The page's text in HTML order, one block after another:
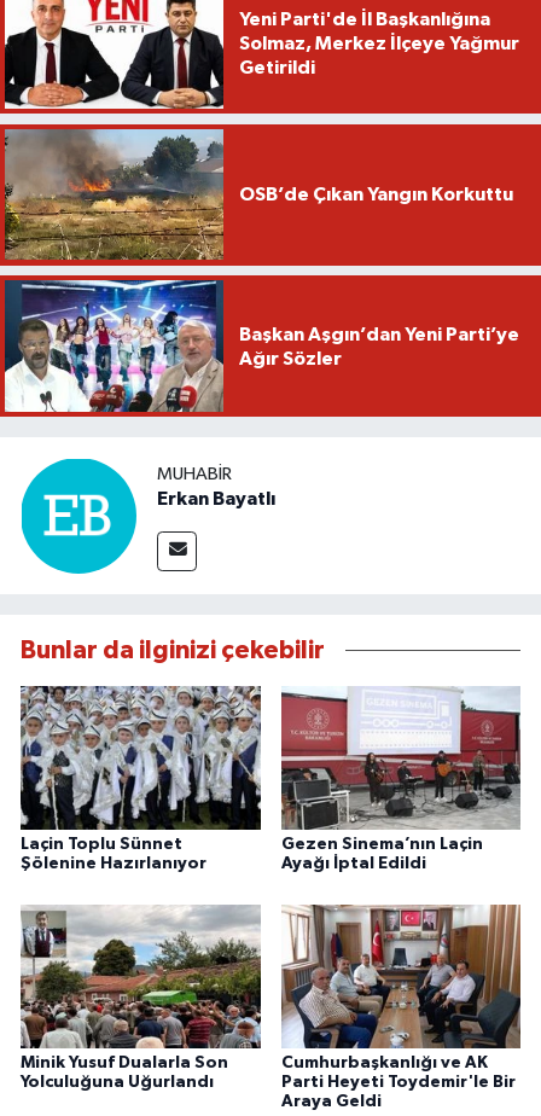
Yeni Parti'de İl Başkanlığına
Solmaz, Merkez İlçeye Yağmur
Getirildi
OSB’de Çıkan Yangın Korkuttu
Başkan Aşgın’dan Yeni Parti’ye
Ağır Sözler
MUHABIR
Erkan Bayatlı
Bunlar da ilginizi çekebilir
Laçin Toplu Sünnet
Şölenine Hazırlanıyor
Gezen Sinema’nın Laçin
Ayağı İptal Edildi
Minik Yusuf Dualarla Son
Yolculuğuna Uğurlandı
Cumhurbaşkanlığı ve AK
Parti Heyeti Toydemir'le Bir
Araya Geldi